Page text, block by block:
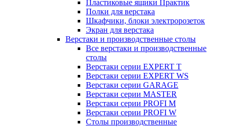
Пластиковые ящики Практик
Полки для верстака
Шкафчики, блоки электророзеток
Экран для верстака
Верстаки и производственные столы
Все верстаки и производственные
столы
Верстаки серии EXPERT T
Верстаки серии EXPERT WS
Верстаки серии GARAGE
Верстаки серии MASTER
Верстаки серии PROFI M
Верстаки серии PROFI W
Столы производственные